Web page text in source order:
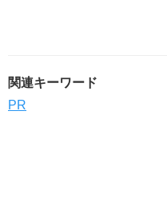
関連キーワード
PR